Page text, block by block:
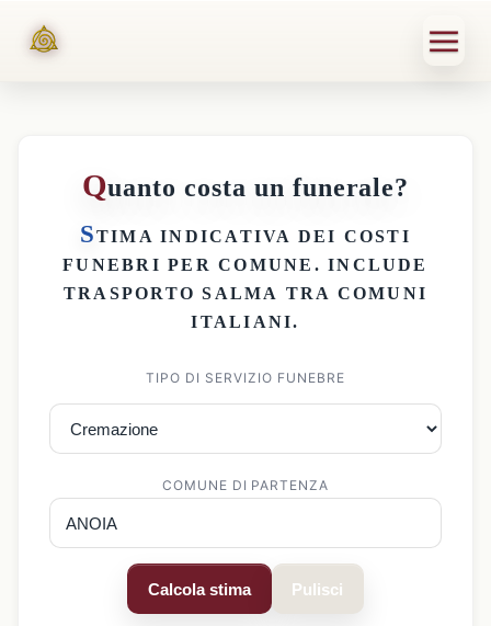
Quanto costa un funerale?
STIMA INDICATIVA DEI COSTI
FUNEBRI PER COMUNE . INCLUDE
TRASPORTO SALMA TRA COMUNI
ITALIANI.
TIPO DI SERVIZIO FUNEBRE
COMUNE DI PARTENZA
Calcola stima Pulisci